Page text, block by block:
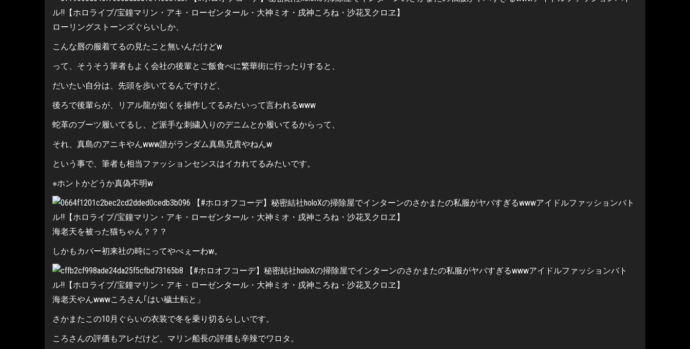
ローリングストーンズぐらいしか、
こんな唇の服着てるの見たこと無いんだけどw
って、そうそう筆者もよく会社の後輩とご飯食べに繁華街に行ったりすると、
だいたい自分は、先頭を歩いてるんですけど、
後ろで後輩らが、リアル龍が如くを操作してるみたいって言われるwww
蛇革のブーツ履いてるし、ど派手な刺繍入りのデニムとか履いてるからって、
それ、真島のアニキやんwww誰がランダム真島兄貴やねんw
という事で、筆者も相当ファッションセンスはイカれてるみたいです。
※ホントかどうか真偽不明w
海老天を被った猫ちゃん？？？
しかもカバー初来社の時にってやべぇーわw。
海老天やんwwwころさん｢はい穢土転と」
さかまたこの10月ぐらいの衣装で冬を乗り切るらしいです。
ころさんの評価もアレだけど、マリン船長の評価も辛辣でワロタ。